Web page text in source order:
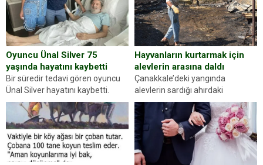
sorup belgelerini istedi. Sürücü
Abdurrahman Ö.nün verdiği
evraklarda eksik olduğunu...
Oyuncu Ünal Silver 75
yaşında hayatını kaybetti
Bir süredir tedavi gören oyuncu
Ünal Silver hayatını kaybetti.
Haberi, oyuncunun menajerlik
ajansı duyurdu. Renda Güner,
sosyal medya hesabında “Usta
Oyuncumuz ve çok değerli
dostumuz...
Hayvanların kurtarmak için
alevlerin arasına daldı
Çanakkale’deki yangında
alevlerin sardığı ahırdaki
hayvanlarını kurtarmak isteyen
Zeki Demir (66) ölümden döndü.
Yüzünde ve ellerinde yanıklar
oluşan Demir, kâbus dolu anları
anlattı… Merkeze bağlı...